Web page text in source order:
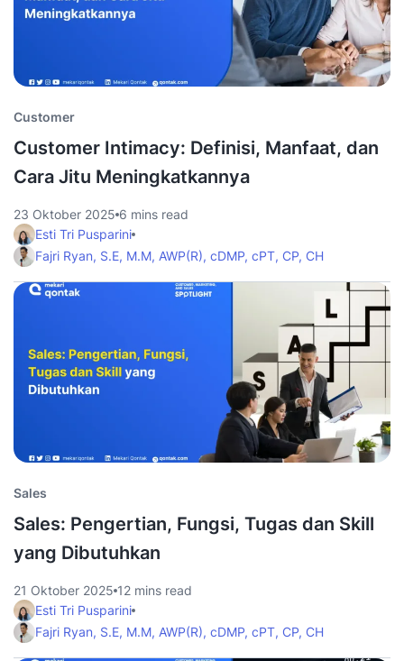
Customer
Customer Intimacy: Definisi, Manfaat, dan
Cara Jitu Meningkatkannya
23 Oktober 2025 6 mins read
Esti Tri Pusparini
Fajri Ryan, S.E, M.M, AWP(R), cDMP, cPT, CP, CH
Sales
Sales: Pengertian, Fungsi, Tugas dan Skill
yang Dibutuhkan
21 Oktober 2025 12 mins read
Esti Tri Pusparini
Fajri Ryan, S.E, M.M, AWP(R), cDMP, cPT, CP, CH